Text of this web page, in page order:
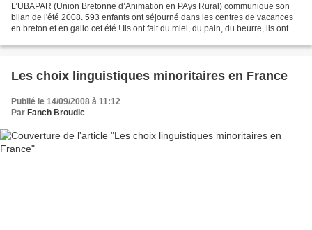
L’UBAPAR (Union Bretonne d’Animation en PAys Rural) communique son
bilan de l'été 2008. 593 enfants ont séjourné dans les centres de vacances
en breton et en gallo cet été ! Ils ont fait du miel, du pain, du beurre, ils ont
Les choix linguistiques minoritaires en France
Publié le 14/09/2008 à 11:12
Par Fanch Broudic